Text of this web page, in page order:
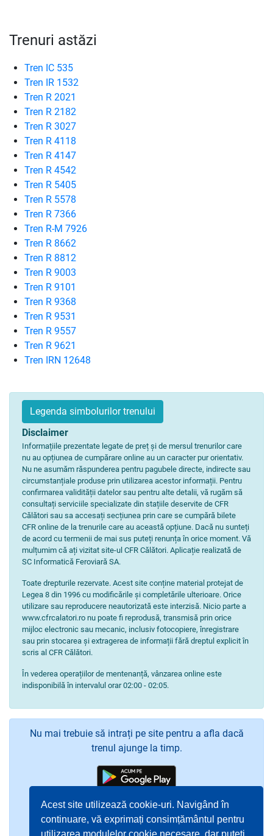
Acest site utilizează cookie-uri. Navigând în
continuare, vă exprimați consimțământul pentru
utilizarea modulelor cookie necesare, dar puteți
Trenuri astăzi
Tren IC 535
Tren IR 1532
Tren R 2021
Tren R 2182
Tren R 3027
Tren R 4118
Tren R 4147
Tren R 4542
Tren R 5405
Tren R 5578
Tren R 7366
Tren R-M 7926
Tren R 8662
Tren R 8812
Tren R 9003
Tren R 9101
Tren R 9368
Tren R 9531
Tren R 9557
Tren R 9621
Tren IRN 12648
Legenda simbolurilor trenului
Disclaimer
Informațiile prezentate legate de preț și de mersul trenurilor care
nu au opțiunea de cumpărare online au un caracter pur orientativ.
Nu ne asumăm răspunderea pentru pagubele directe, indirecte sau
circumstanțiale produse prin utilizarea acestor informații. Pentru
confirmarea validității datelor sau pentru alte detalii, vă rugăm să
consultați serviciile specializate din stațiile deservite de CFR
Călători sau sa accesați secțiunea prin care se cumpără bilete
CFR online de la trenurile care au această opțiune. Dacă nu sunteți
de acord cu termenii de mai sus puteți renunța în orice moment. Vă
mulțumim că ați vizitat site-ul CFR Călători. Aplicație realizată de
SC Informatică Feroviară SA.
Toate drepturile rezervate. Acest site conține material protejat de
Legea 8 din 1996 cu modificările și completările ulterioare. Orice
utilizare sau reproducere neautorizată este interzisă. Nicio parte a
www.cfrcalatori.ro nu poate fi reprodusă, transmisă prin orice
mijloc electronic sau mecanic, inclusiv fotocopiere, înregistrare
sau prin stocarea și extragerea de informații fără dreptul explicit în
scris al CFR Călători.
În vederea operațiilor de mentenanță, vânzarea online este
indisponibilă în intervalul orar 02:00 - 02:05.
Nu mai trebuie să intrați pe site pentru a afla dacă
trenul ajunge la timp.